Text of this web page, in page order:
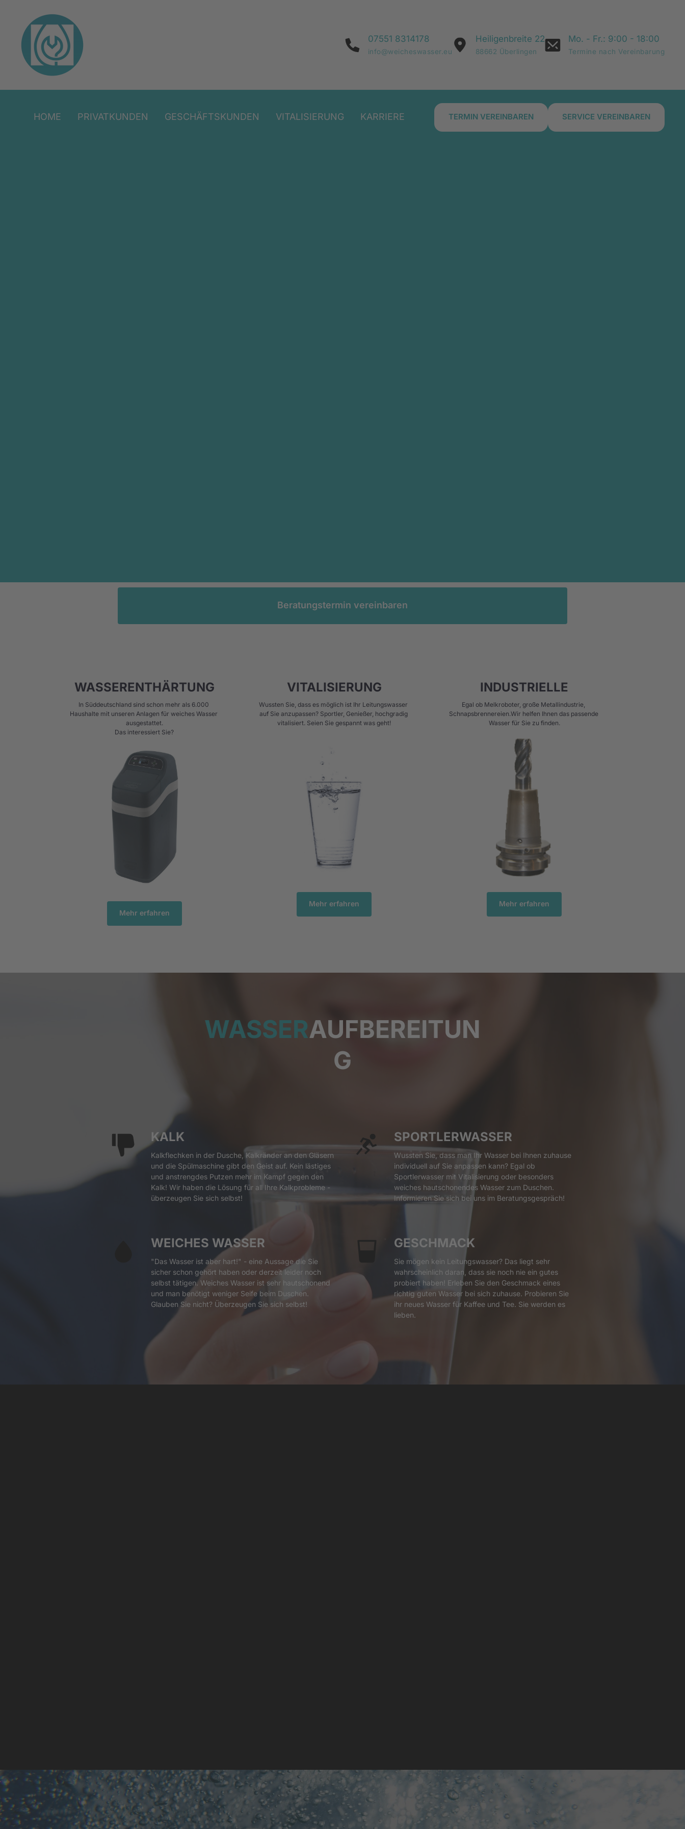
07551 8314178
info@weicheswasser.eu
Heiligenbreite 22
88662 Überlingen
Mo. - Fr.: 9:00 - 18:00
Termine nach Vereinbarung
HOME PRIVATKUNDEN GESCHÄFTSKUNDEN VITALISIERUNG KARRIERE TERMIN VEREINBAREN SERVICE VEREINBAREN
Beratungstermin vereinbaren
WASSERENTHÄRTUNG
In Süddeutschland sind schon mehr als 6.000
Haushalte mit unseren Anlagen für weiches Wasser
ausgestattet.
Das interessiert Sie?
Mehr erfahren
VITALISIERUNG
Wussten Sie, dass es möglich ist Ihr Leitungswasser
auf Sie anzupassen? Sportler, Genießer, hochgradig
vitalisiert. Seien Sie gespannt was geht!
Mehr erfahren
INDUSTRIELLE
Egal ob Melkroboter, große Metallindustrie,
Schnapsbrennereien.Wir helfen Ihnen das passende
Wasser für Sie zu finden.
Mehr erfahren
WASSERAUFBEREITUN
G
KALK
Kalkflechken in der Dusche, Kalkränder an den Gläsern
und die Spülmaschine gibt den Geist auf. Kein lästiges
und anstrengdes Putzen mehr im Kampf gegen den
Kalk! Wir haben die Lösung für all Ihre Kalkprobleme -
überzeugen Sie sich selbst!
WEICHES WASSER
"Das Wasser ist aber hart!" - eine Aussage die Sie
sicher schon gehört haben oder derzeit leider noch
selbst tätigen. Weiches Wasser ist sehr hautschonend
und man benötigt weniger Seife beim Duschen.
Glauben Sie nicht? Überzeugen Sie sich selbst!
SPORTLERWASSER
Wussten Sie, dass man Ihr Wasser bei Ihnen zuhause
individuell auf Sie anpassen kann? Egal ob
Sportlerwasser mit Vitalisierung oder besonders
weiches hautschonendes Wasser zum Duschen.
Informieren Sie sich bei uns im Beratungsgespräch!
GESCHMACK
Sie mögen kein Leitungswasser? Das liegt sehr
wahrscheinlich daran, dass sie noch nie ein gutes
probiert haben! Erleben Sie den Geschmack eines
richtig guten Wasser bei sich zuhause. Probieren Sie
ihr neues Wasser für Kaffee und Tee. Sie werden es
lieben.